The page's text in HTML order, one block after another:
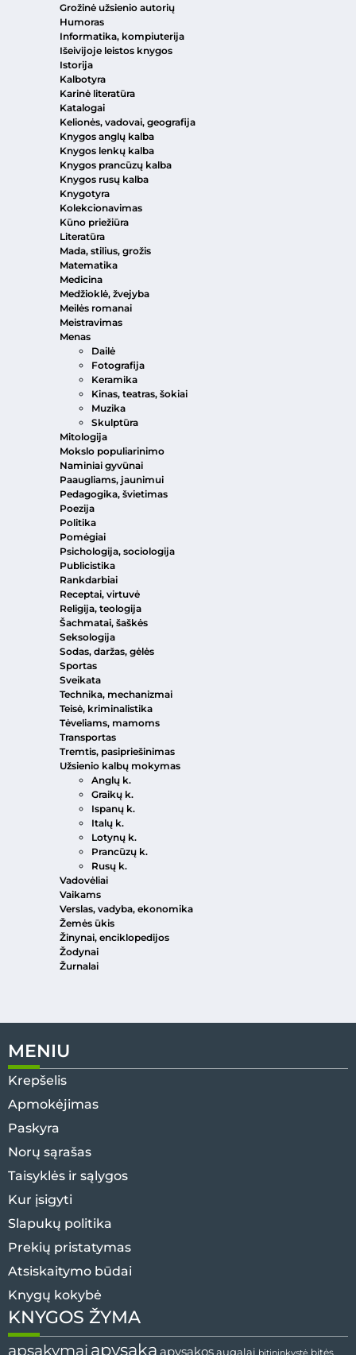
Grožinė užsienio autorių
Humoras
Informatika, kompiuterija
Išeivijoje leistos knygos
Istorija
Kalbotyra
Karinė literatūra
Katalogai
Kelionės, vadovai, geografija
Knygos anglų kalba
Knygos lenkų kalba
Knygos prancūzų kalba
Knygos rusų kalba
Knygotyra
Kolekcionavimas
Kūno priežiūra
Literatūra
Mada, stilius, grožis
Matematika
Medicina
Medžioklė, žvejyba
Meilės romanai
Meistravimas
Menas
Dailė
Fotografija
Keramika
Kinas, teatras, šokiai
Muzika
Skulptūra
Mitologija
Mokslo populiarinimo
Naminiai gyvūnai
Paaugliams, jaunimui
Pedagogika, švietimas
Poezija
Politika
Pomėgiai
Psichologija, sociologija
Publicistika
Rankdarbiai
Receptai, virtuvė
Religija, teologija
Šachmatai, šaškės
Seksologija
Sodas, daržas, gėlės
Sportas
Sveikata
Technika, mechanizmai
Teisė, kriminalistika
Tėveliams, mamoms
Transportas
Tremtis, pasipriešinimas
Užsienio kalbų mokymas
Anglų k.
Graikų k.
Ispanų k.
Italų k.
Lotynų k.
Prancūzų k.
Rusų k.
Vadovėliai
Vaikams
Verslas, vadyba, ekonomika
Žemės ūkis
Žinynai, enciklopedijos
Žodynai
Žurnalai
MENIU
Krepšelis
Apmokėjimas
Paskyra
Norų sąrašas
Taisyklės ir sąlygos
Kur įsigyti
Slapukų politika
Prekių pristatymas
Atsiskaitymo būdai
Knygų kokybė
KNYGOS ŽYMA
apsakymai apysaka apysakos augalai bitininkystė bitės